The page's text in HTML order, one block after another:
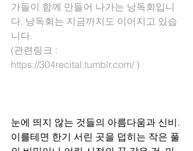
가들이 함께 만들어 나가는 낭독회입니
다. 낭독회는 지금까지도 이어지고 있습
니다.
(관련링크 :
https://304recital.tumblr.com/ )
눈에 띄지 않는 것들의 아름다움과 신비.
이를테면 한기 서린 곳을 덥히는 작은 풀